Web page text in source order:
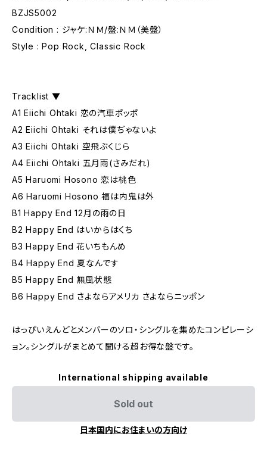
BZJS5002
Condition : ジャケ:ＮＭ/盤:ＮＭ（美盤）
Style : Pop Rock, Classic Rock
Tracklist ▼
A1 Eiichi Ohtaki 恋の汽車ポッポ
A2 Eiichi Ohtaki それは僕ぢゃないよ
A3 Eiichi Ohtaki 空飛ぶくじら
A4 Eiichi Ohtaki 五月雨(さみだれ)
A5 Haruomi Hosono 恋は桃色
A6 Haruomi Hosono 福は内鬼は外
B1 Happy End 12月の雨の日
B2 Happy End はいからはくち
B3 Happy End 花いちもんめ
B4 Happy End 夏なんです
B5 Happy End 無風状態
B6 Happy End さよならアメリカ さよならニッポン
はっぴいえんどとメンバーのソロ・シングルを集めたコンピレーシ
ョン。シングルがまとめて聞ける超お得な盤です。
International shipping available
Sold out
日本国内にお住まいの方向け